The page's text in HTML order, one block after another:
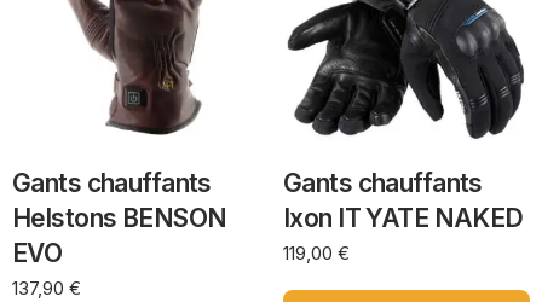
Gants chauffants
Helstons BENSON
EVO
137,90 €
Gants chauffants
Ixon IT YATE NAKED
119,00 €